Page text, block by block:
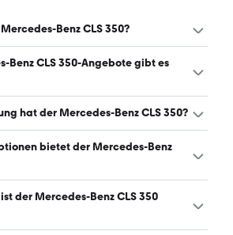
Benz CLS 350?
Mercedes-Benz CLS 350 liegt
19.499 €. (Stand: 8.8.2026)
Benz CLS 350-Angebote gibt es
Mercedes-Benz CLS 350 bei
hat der Mercedes-Benz CLS 350?
CLS 350 hat Leistungen zwischen
8.8.2026)
bietet der Mercedes-Benz
CLS 350 ist mit automatischem und
erhältlich. (Stand: 8.8.2026)
der Mercedes-Benz CLS 350